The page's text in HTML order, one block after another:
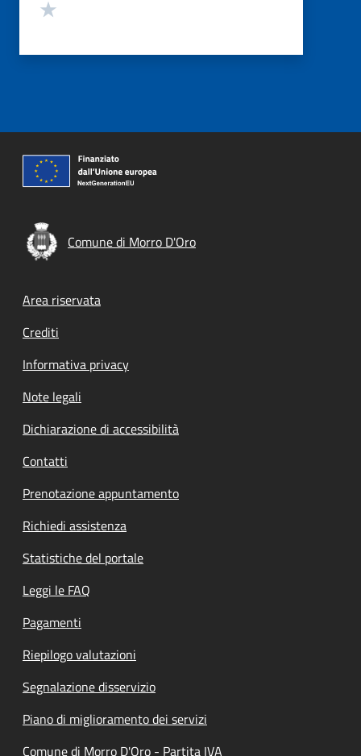
Comune di Morro D'Oro
Footer menu
Area riservata
Crediti
Informativa privacy
Note legali
Dichiarazione di accessibilità
Contatti
Prenotazione appuntamento
Richiedi assistenza
Statistiche del portale
Leggi le FAQ
Pagamenti
Riepilogo valutazioni
Segnalazione disservizio
Piano di miglioramento dei servizi
Comune di Morro D'Oro - Partita IVA